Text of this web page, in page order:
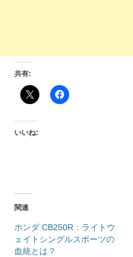
共有:
いいね:
関連
ホンダ CB250R：ライトウ
ェイトシングルスポーツの
血統とは？